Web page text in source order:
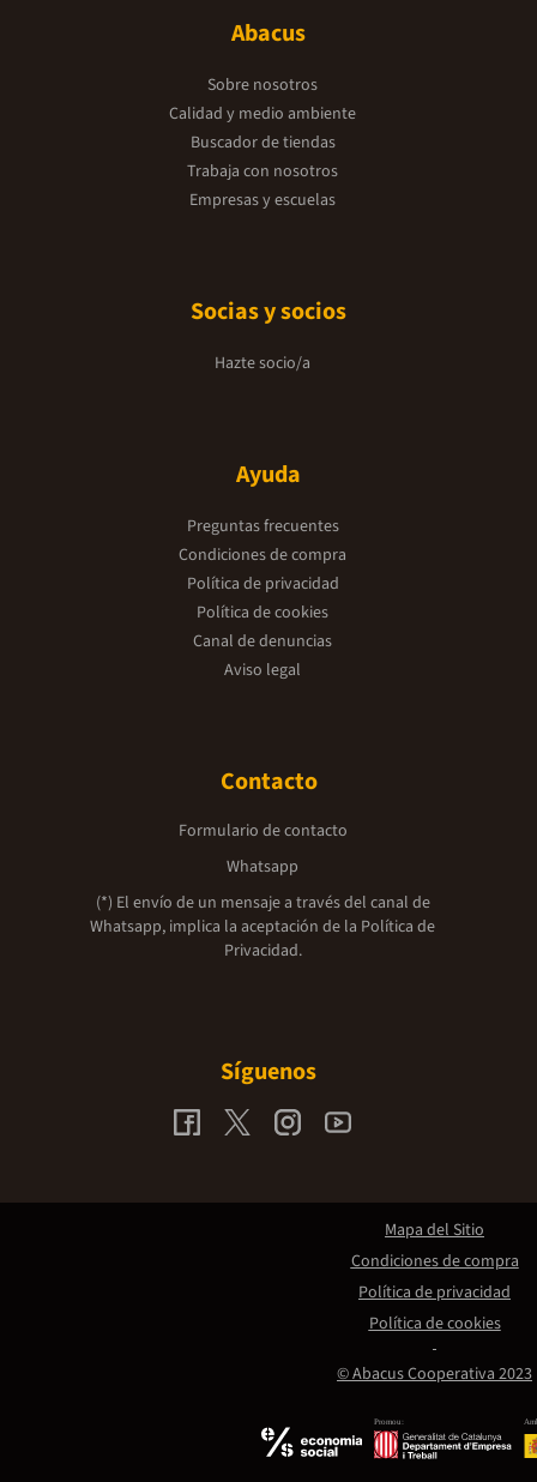
Abacus
Sobre nosotros
Calidad y medio ambiente
Buscador de tiendas
Trabaja con nosotros
Empresas y escuelas
Socias y socios
Hazte socio/a
Ayuda
Preguntas frecuentes
Condiciones de compra
Política de privacidad
Política de cookies
Canal de denuncias
Aviso legal
Contacto
Formulario de contacto
Whatsapp
(*) El envío de un mensaje a través del canal de
Whatsapp, implica la aceptación de la Política de
Privacidad.
Síguenos
Promou:
© Abacus Cooperativa 2023
Mapa del Sitio
Condiciones de compra
Política de privacidad
Política de cookies